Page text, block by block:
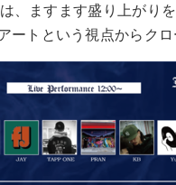
、ますます盛り上がり
ートという視点からクロ